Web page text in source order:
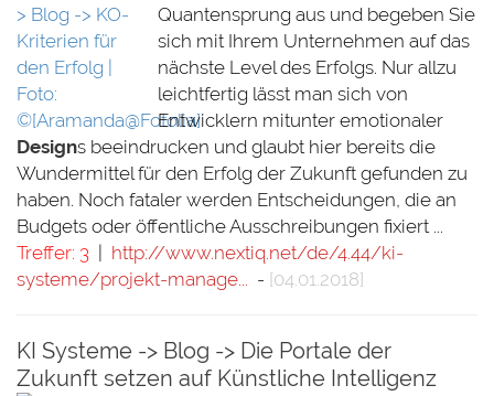
Quantensprung aus und begeben Sie
sich mit Ihrem Unternehmen auf das
nächste Level des Erfolgs. Nur allzu
leichtfertig lässt man sich von
Entwicklern mitunter emotionaler
Designs beeindrucken und glaubt hier bereits die
Wundermittel für den Erfolg der Zukunft gefunden zu
haben. Noch fataler werden Entscheidungen, die an
Budgets oder öffentliche Ausschreibungen fixiert ...
Treffer: 3
http://www.nextiq.net/de/4.44/ki-
systeme/projekt-manage... - [04.01.2018]
KI Systeme -> Blog -> Die Portale der
Zukunft setzen auf Künstliche Intelligenz